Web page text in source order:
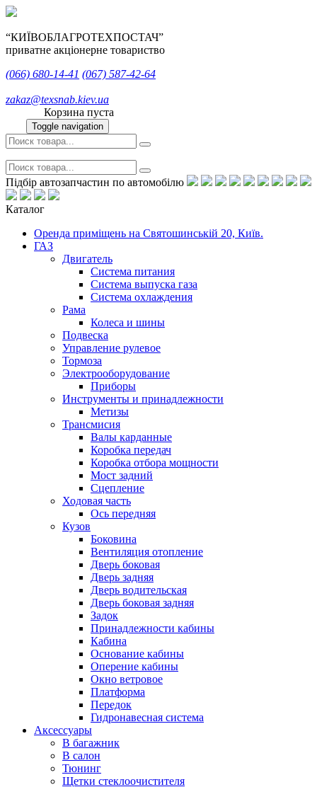
“КИЇВОБЛАГРОТЕХПОСТАЧ”
приватне акціонерне товариство
(066) 680-14-41 (067) 587-42-64
zakaz@texsnab.kiev.ua
Корзина пуста
Toggle navigation
Підбір автозапчастин по автомобілю
Каталог
Оренда приміщень на Святошинській 20, Київ.
ГАЗ
Двигатель
Система питания
Система выпуска газа
Система охлаждения
Рама
Колеса и шины
Подвеска
Управление рулевое
Тормоза
Электрооборудование
Приборы
Инструменты и принадлежности
Метизы
Трансмисия
Валы карданные
Коробка передач
Коробка отбора мощности
Мост задний
Сцепление
Ходовая часть
Ось передняя
Кузов
Боковина
Вентиляция отопление
Дверь боковая
Дверь задняя
Дверь водительская
Дверь боковая задняя
Задок
Принадлежности кабины
Кабина
Основание кабины
Оперение кабины
Окно ветровое
Платформа
Передок
Гидронавесная система
Аксессуары
В багажник
В салон
Тюнинг
Щетки стеклоочистителя